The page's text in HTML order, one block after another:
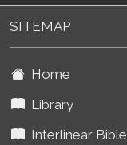
SITEMAP
Home
Library
Interlinear Bible